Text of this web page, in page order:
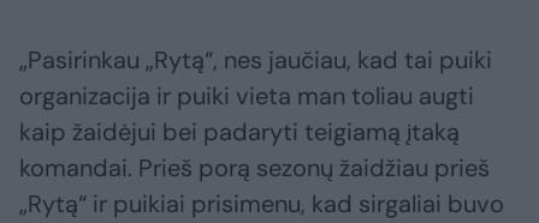
„Pasirinkau „Rytą“, nes jaučiau, kad tai puiki
organizacija ir puiki vieta man toliau augti
kaip žaidėjui bei padaryti teigiamą įtaką
komandai. Prieš porą sezonų žaidžiau prieš
„Rytą“ ir puikiai prisimenu, kad sirgaliai buvo